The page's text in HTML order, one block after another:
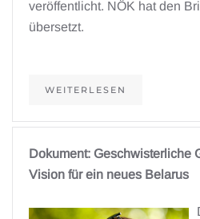
veröffentlicht. NÖK hat den
übersetzt.
WEITERLESEN
Dokument: Geschwisterliche
Vision für ein neues Belarus